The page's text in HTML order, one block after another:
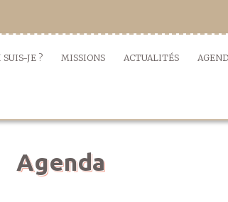
SUIS-JE ? MISSIONS ACTUALITÉS
Agenda